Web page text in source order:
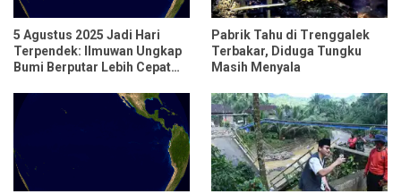
5 Agustus 2025 Jadi Hari
Terpendek: Ilmuwan Ungkap
Bumi Berputar Lebih Cepat
Pabrik Tahu di Trenggalek
Terbakar, Diduga Tungku
Masih Menyala